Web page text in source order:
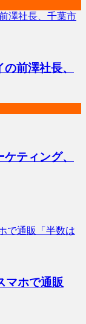
前澤社長、
ティング、
マホで通販